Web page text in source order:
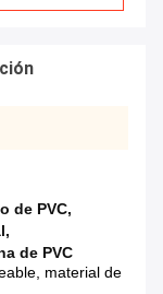
de PVC,
,
de PVC
material de